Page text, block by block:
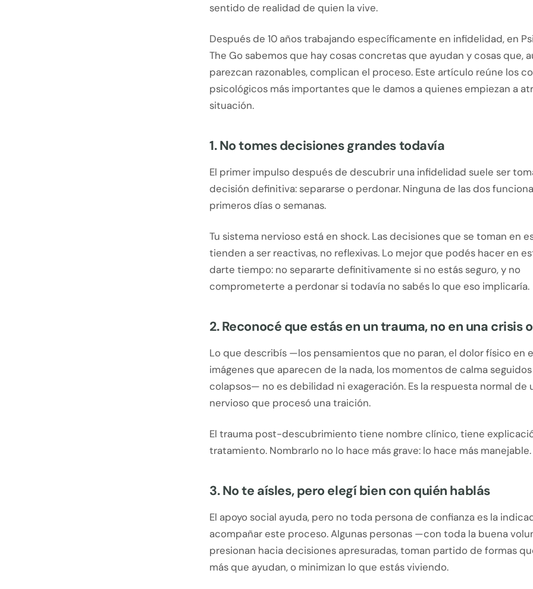
sentido de realidad de quien la vive.
Después de 10 años trabajando específicamente en infidelidad, en
The Go sabemos que hay cosas concretas que ayudan y cosas que,
parezcan razonables, complican el proceso. Este artículo reúne los
psicológicos más importantes que le damos a quienes empiezan a
situación.
1. No tomes decisiones grandes todavía
El primer impulso después de descubrir una infidelidad suele ser
decisión definitiva: separarse o perdonar. Ninguna de las dos
primeros días o semanas.
Tu sistema nervioso está en shock. Las decisiones que se toman en
tienden a ser reactivas, no reflexivas. Lo mejor que podés hacer en
darte tiempo: no separarte definitivamente si no estás seguro, y no
comprometerte a perdonar si todavía no sabés lo que eso implicaría.
2. Reconocé que estás en un trauma, no en una crisis
Lo que describís —los pensamientos que no paran, el dolor físico en
imágenes que aparecen de la nada, los momentos de calma
colapsos— no es debilidad ni exageración. Es la respuesta normal de
nervioso que procesó una traición.
El trauma post-descubrimiento tiene nombre clínico, tiene
tratamiento. Nombrarlo no lo hace más grave: lo hace más manejable.
3. No te aísles, pero elegí bien con quién hablás
El apoyo social ayuda, pero no toda persona de confianza es la
acompañar este proceso. Algunas personas —con toda la buena
presionan hacia decisiones apresuradas, toman partido de formas
más que ayudan, o minimizan lo que estás viviendo.